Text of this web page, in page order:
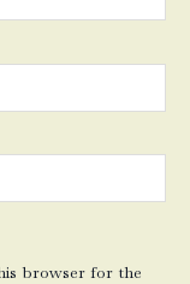
browser for the